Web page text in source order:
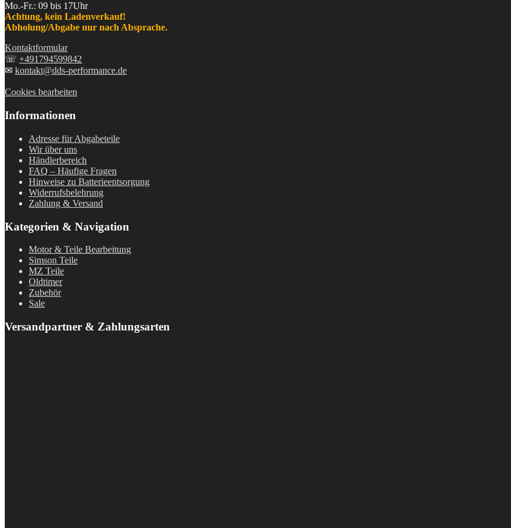
Mo.-Fr.: 09 bis 17Uhr
Achtung, kein Ladenverkauf!
Abholung/Abgabe nur nach Absprache.
Kontaktformular
☏ +491794599842
✉ kontakt@dds-performance.de
Cookies bearbeiten
Informationen
Adresse für Abgabeteile
Wir über uns
Händlerbereich
FAQ – Häufige Fragen
Hinweise zu Batterieentsorgung
Widerrufsbelehrung
Zahlung & Versand
Kategorien & Navigation
Motor & Teile Bearbeitung
Simson Teile
MZ Teile
Oldtimer
Zubehör
Sale
Versandpartner & Zahlungsarten